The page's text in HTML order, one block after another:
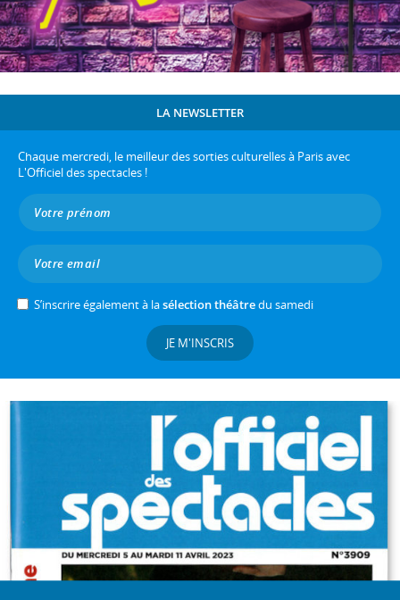
LA NEWSLETTER
Chaque mercredi, le meilleur des sorties culturelles à Paris avec
L'Officiel des spectacles !
S’inscrire également à lasélection théâtredu samedi
JE M'INSCRIS